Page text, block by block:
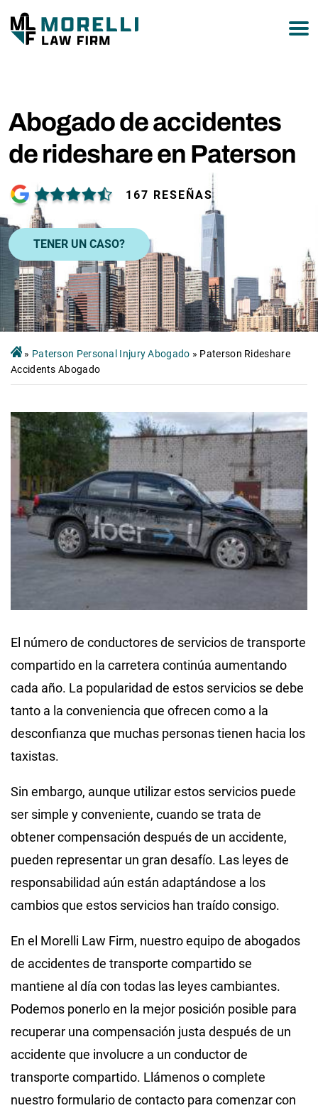
Abogado de accidentes
de rideshare en Paterson
167 RESEÑAS
TENER UN CASO?
» Paterson Personal Injury Abogado » Paterson Rideshare
Accidents Abogado
El número de conductores de servicios de transporte
compartido en la carretera continúa aumentando
cada año. La popularidad de estos servicios se debe
tanto a la conveniencia que ofrecen como a la
desconfianza que muchas personas tienen hacia los
taxistas.
Sin embargo, aunque utilizar estos servicios puede
ser simple y conveniente, cuando se trata de
obtener compensación después de un accidente,
pueden representar un gran desafío. Las leyes de
responsabilidad aún están adaptándose a los
cambios que estos servicios han traído consigo.
En el Morelli Law Firm, nuestro equipo de abogados
de accidentes de transporte compartido se
mantiene al día con todas las leyes cambiantes.
Podemos ponerlo en la mejor posición posible para
recuperar una compensación justa después de un
accidente que involucre a un conductor de
transporte compartido. Llámenos o complete
nuestro formulario de contacto para comenzar con